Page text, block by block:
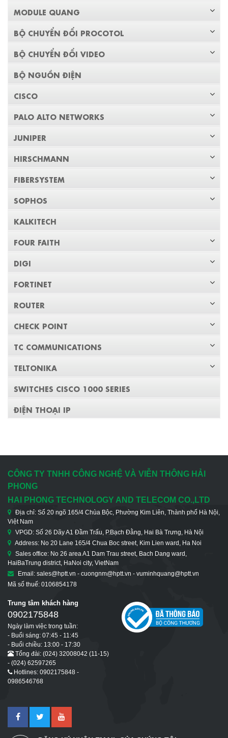
MODULE QUANG
BỘ CHUYỂN ĐỔI PROCOTOL
BỘ CHUYỂN ĐỔI VIDEO
BỘ NGUỒN ĐIỆN
CISCO
PALO ALTO NETWORKS
JUNIPER
HIRSCHMANN
FIBERSYSTEM
SOPHOS
KALKITECH
FOUR FAITH
DIGI
FORTINET
ROUTER
CHECK POINT
TC COMMUNICATIONS
TELTONIKA
SWITCHES CISCO 1000 SERIES
ĐIỆN THOẠI IP
CÔNG TY TNHH CÔNG NGHỆ VÀ VIỄN THÔNG HẢI
PHONG
HAI PHONG TECHNOLOGY AND TELECOM CO.,LTD
Địa chỉ: Số 20 ngõ 165/4 Chùa Bộc, Phường Kim Liên, Thành phố Hà Nội,
Việt Nam
VPGD: Số 26 Dãy A1 Đầm Trấu, P.Bạch Đằng, Hai Bà Trưng, Hà Nội
Address: No 20 Lane 165/4 Chua Boc street, Kim Lien ward, Ha Noi
Sales office: No 26 area A1 Dam Trau street, Bach Dang ward,
HaiBaTrung district, HaNoi city, VietNam
Email: sales@hptt.vn - cuongnm@hptt.vn - vuminhquang@hptt.vn
Mã số thuế: 0106854178
Trung tâm khách hàng
0902175848
Ngày làm việc trong tuần:
- Buổi sáng: 07:45 - 11:45
- Buổi chiều: 13:00 - 17:30
Tổng đài: (024) 32008042 (11-15)
- (024) 62597265
Hotlines: 0902175848 -
0986546768